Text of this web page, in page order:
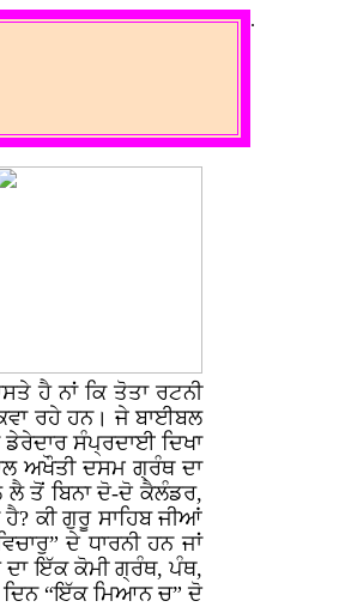
ਹੈ ਨਾਂ ਕਿ ਤੋਤਾ ਰਟਨੀ
ਰਹੇ ਹਨ। ਜੇ ਬਾਈਬਲ
ਸੰਪ੍ਰਦਾਈ ਦਿਖਾ
ਅਖੌਤੀ ਦਸਮ ਗ੍ਰੰਥ ਦਾ
ਲੈ ਤੋਂ ਬਿਨਾ ਦੋ-ਦੋ ਕੈਲੰਡਰ,
ਕੀ ਗੁਰੂ ਸਾਹਿਬ ਜੀਆਂ
ਦੇ ਧਾਰਨੀ ਹਨ ਜਾਂ
ਦਾ ਇੱਕ ਕੋਮੀ ਗ੍ਰੰਥ, ਪੰਥ,
ਦਿਨ “ਇੱਕ ਮਿਆਨ ਚ” ਦੋ
.